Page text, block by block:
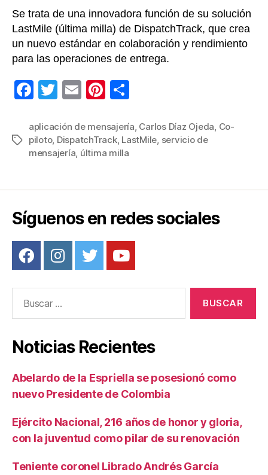
Se trata de una innovadora función de su solución
LastMile (última milla) de DispatchTrack, que crea
un nuevo estándar en colaboración y rendimiento
para las operaciones de entrega.
F
c
e
o
k
T
tt
er
E
ail
Pi
er
e
m
p
tir
Etiquetas
aplicación de mensajería, Carlos Díaz Ojeda, Co-
piloto, DispatchTrack, LastMile, servicio de
mensajería, última milla
Síguenos en redes sociales
Noticias Recientes
Abelardo de la Espriella se posesionó como
nuevo Presidente de Colombia
Ejército Nacional, 216 años de honor y gloria,
con la juventud como pilar de su renovación
Teniente coronel Librado Andrés García